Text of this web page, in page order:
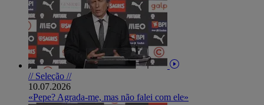
// Seleção //
10.07.2026
«Pepe? Agrada-me, mas não falei com ele»